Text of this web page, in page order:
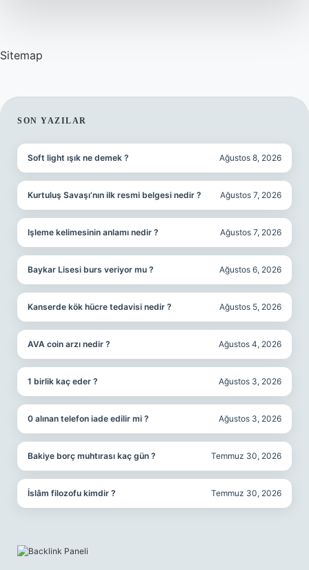
Sitemap
SIDEBAR
SON YAZILAR
Soft light ışık ne demek ? Ağustos 8, 2026
Kurtuluş Savaşı’nın ilk resmi belgesi nedir ? Ağustos 7, 2026
Işleme kelimesinin anlamı nedir ? Ağustos 7, 2026
Baykar Lisesi burs veriyor mu ? Ağustos 6, 2026
Kanserde kök hücre tedavisi nedir ? Ağustos 5, 2026
AVA coin arzı nedir ? Ağustos 4, 2026
1 birlik kaç eder ? Ağustos 3, 2026
0 alınan telefon iade edilir mi ? Ağustos 3, 2026
Bakiye borç muhtırası kaç gün ? Temmuz 30, 2026
İslâm filozofu kimdir ? Temmuz 30, 2026